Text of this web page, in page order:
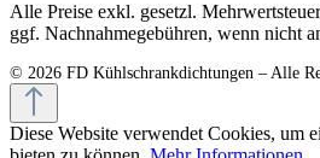
Alle Preise exkl. gesetzl.
ggf. Nachnahmegebühren, wenn nicht
Diese Website verwendet Cookies, um